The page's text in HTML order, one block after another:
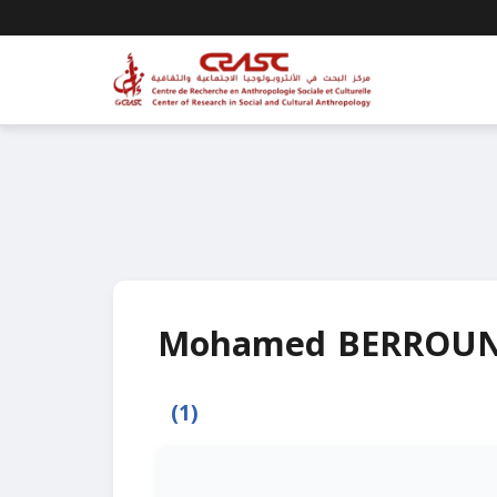
Mohamed
(1)